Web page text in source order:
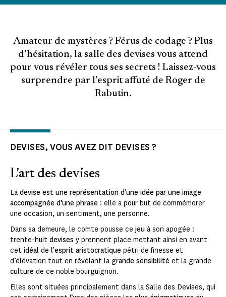
Amateur de mystères ? Férus de codage ? Plus
d’hésitation, la salle des devises vous attend
pour vous révéler tous ses secrets ! Laissez-vous
surprendre par l’esprit affuté de Roger de
Rabutin.
DEVISES, VOUS AVEZ DIT DEVISES ?
L'art des devises
La devise est une représentation d’une idée par une image
accompagnée d’une phrase : elle a pour but de commémorer
une occasion, un sentiment, une personne.
Dans sa demeure, le comte pousse ce jeu à son apogée :
trente-huit devises y prennent place mettant ainsi en avant
cet idéal de l’esprit aristocratique pétri de finesse et
d’élévation tout en révélant la grande sensibilité et la grande
culture de ce noble bourguignon.
Elles sont situées principalement dans la Salle des Devises, qui